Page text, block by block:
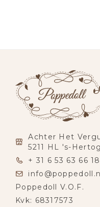
Achter Het
5211 HL 's-
+ 31 6 53 63 66 18
Poppedoll V.O.F.
Kvk: 68317573